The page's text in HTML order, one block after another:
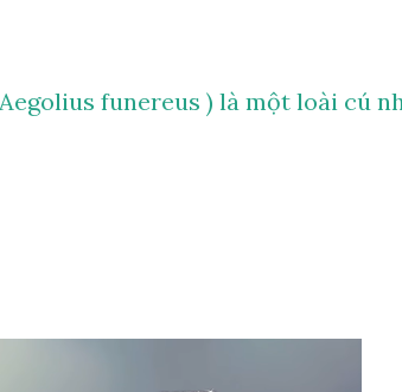
funereus ) là một loài cú